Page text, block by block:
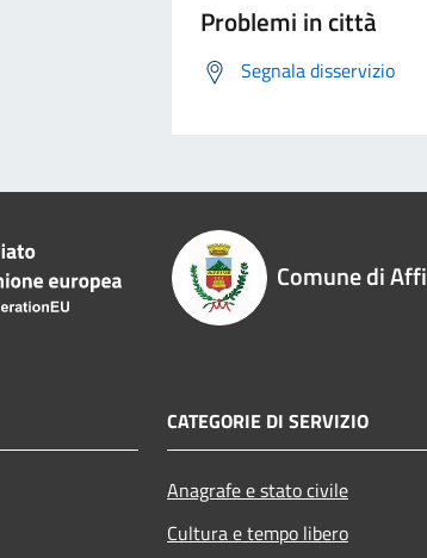
Problemi in città
Segnala disservizio
Comune di Affi
CATEGORIE DI SERVIZIO
Anagrafe e stato civile
Cultura e tempo libero